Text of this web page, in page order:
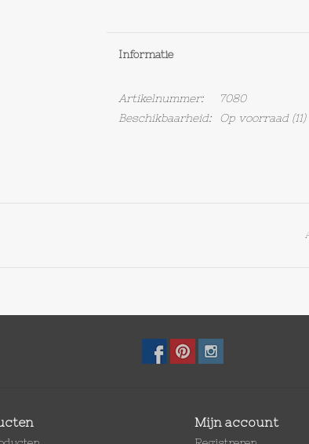
Informatie
Artikelnummer:
7080
Beschikbaarheid:
Op voorraad(11)
Mijn account